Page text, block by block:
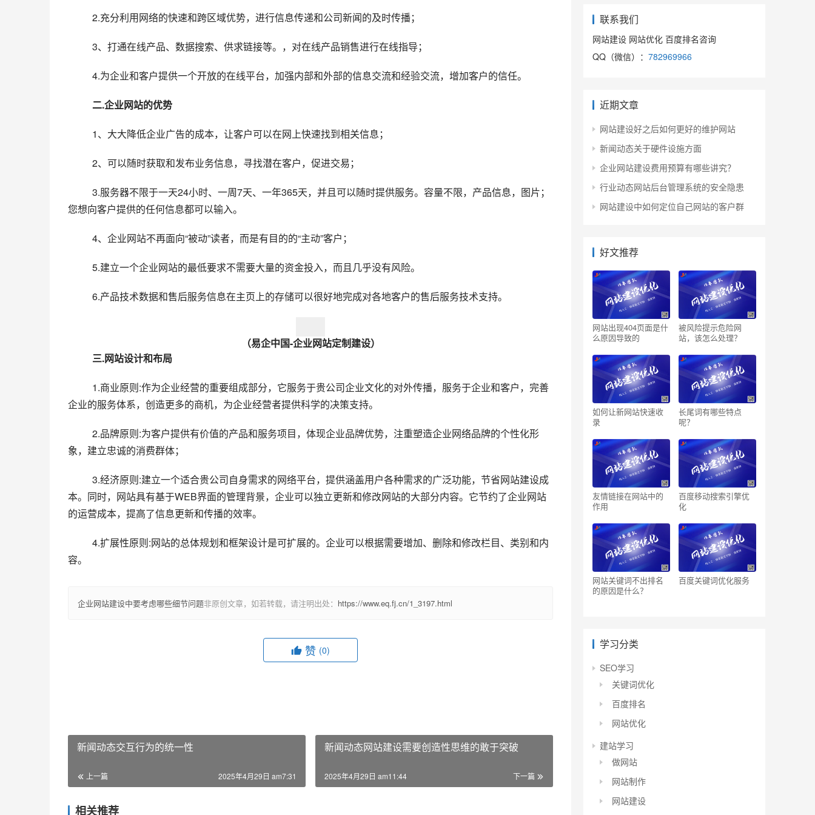
  　　2.充分利用网络的快速和跨区域优势，进行信息传递和公司新闻的及时传播；
  　　3、打通在线产品、数据搜索、供求链接等。，对在线产品销售进行在线指导；
  　　4.为企业和客户提供一个开放的在线平台，加强内部和外部的信息交流和经验交流，增加客户的信任。
二.企业网站的优势
  　　1、大大降低企业广告的成本，让客户可以在网上快速找到相关信息；
  　　2、可以随时获取和发布业务信息，寻找潜在客户，促进交易；
您想向客户提供的任何信息都可以输入。
  　　4、企业网站不再面向“被动”读者，而是有目的的“主动”客户；
  　　5.建立一个企业网站的最低要求不需要大量的资金投入，而且几乎没有风险。
  　　6.产品技术数据和售后服务信息在主页上的存储可以很好地完成对各地客户的售后服务技术支持。
（易企中国-企业网站定制建设）
三.网站设计和布局
企业的服务体系，创造更多的商机，为企业经营者提供科学的决策支持。
象，建立忠诚的消费群体；
本。同时，网站具有基于WEB界面的管理背景，企业可以独立更新和修改网站的大部分内容。它节约了企业网站
的运营成本，提高了信息更新和传播的效率。
企业网站建设中要考虑哪些细节问题非原创文章，如若转载，请注明出处： https://www.eq.fj.cn/1_3197.html
赞 (0)
新闻动态交互行为的统一性
上一篇 2025年4月29日 am7:31
新闻动态网站建设需要创造性思维的敢于突破
下一篇
2025年4月29日 am11:44
相关推荐
联系我们
网站建设 网站优化 百度排名咨询
QQ（微信）： 782969966
近期文章
网站建设好之后如何更好的维护网站
新闻动态关于硬件设施方面
企业网站建设费用预算有哪些讲究？
行业动态网站后台管理系统的安全隐患
网站建设中如何定位自己网站的客户群
好文推荐
网站出现404页面是什
么原因导致的
被风险提示危险网
站，该怎么处理？
如何让新网站快速收
录
长尾词有哪些特点
呢？
友情链接在网站中的
作用
百度移动搜索引擎优
化
网站关键词不出排名
的原因是什么？
百度关键词优化服务
学习分类
SEO学习
关键词优化
百度排名
网站优化
建站学习
做网站
网站制作
网站建设